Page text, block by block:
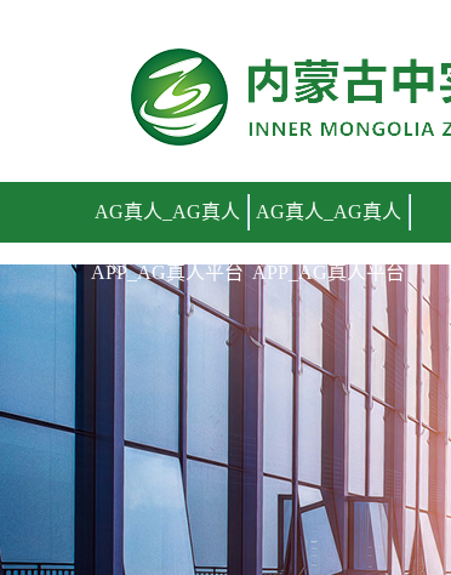
AG真人_AG真人
APP_AG真人平台
AG真人_AG真人
APP_AG真人平台